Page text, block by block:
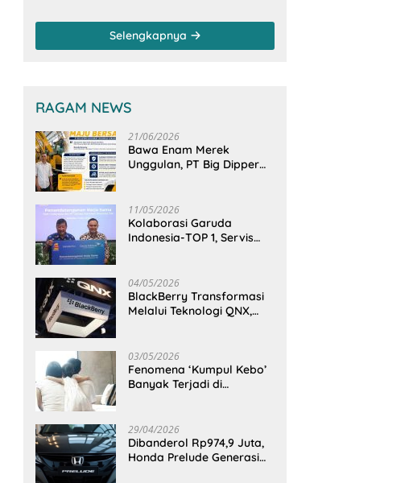
Desa Arakan Minsel
Sulut Sambangi
Dirjen SDA
Selengkapnya
RAGAM NEWS
21/06/2026
Bawa Enam Merek
Unggulan, PT Big Dipper
Pasar di Sulawesi Utara
11/05/2026
Kolaborasi Garuda
Indonesia-TOP 1, Servis
04/05/2026
BlackBerry Transformasi
Melalui Teknologi QNX,
Otomotif
03/05/2026
Fenomena ‘Kumpul Kebo’
Banyak Terjadi di
di Kota Manado
29/04/2026
Dibanderol Rp974,9 Juta,
Honda Prelude Generasi